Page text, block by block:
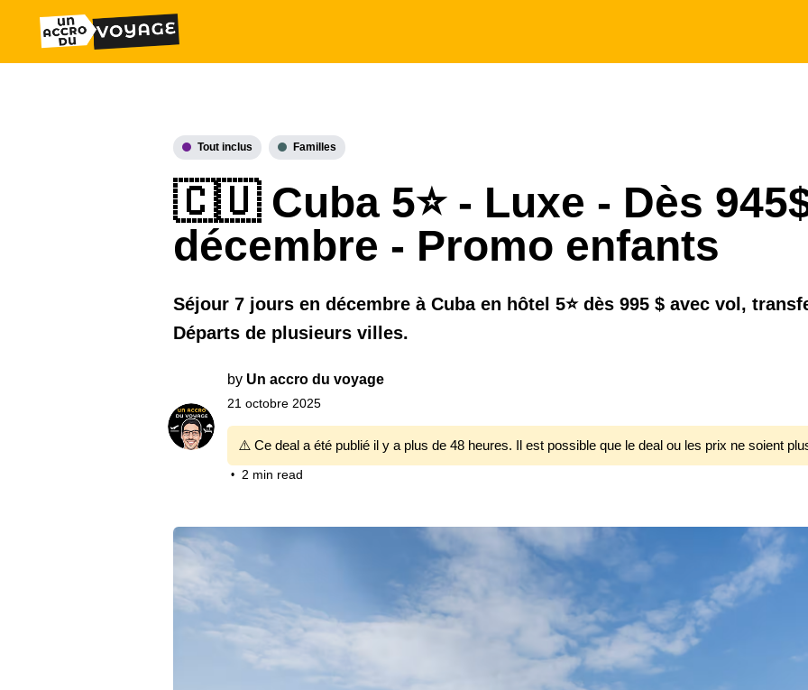
Tout inclus Familles
🇨🇺 Cuba 5⭐️ - Luxe - Dès
décembre - Promo enfants
Séjour 7 jours en décembre à Cuba en hôtel 5⭐️ dès 995 $ avec vol,
Départs de plusieurs villes.
by Un accro du voyage
21 octobre 2025
⚠️ Ce deal a été publié il y a plus de 48 heures. Il est possible que le deal ou les prix ne soient
• 2 min read